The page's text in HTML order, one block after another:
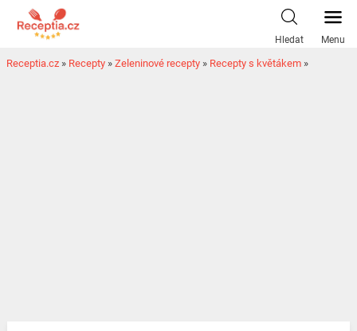
Hledat Menu
Receptia.cz » Recepty » Zeleninové recepty » Recepty s květákem »